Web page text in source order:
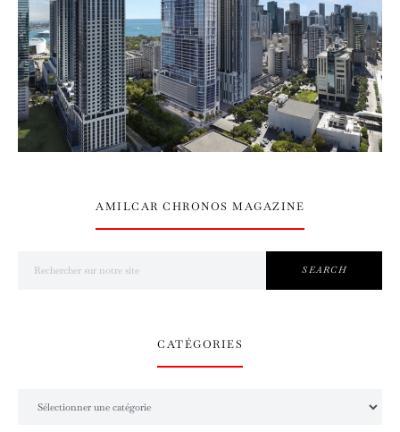
AMILCAR CHRONOS MAGAZINE
SEARCH
CATÉGORIES